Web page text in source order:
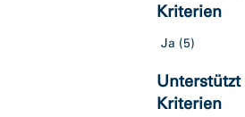
Kriterien
Ja (5)
Unterstützt
Kriterien